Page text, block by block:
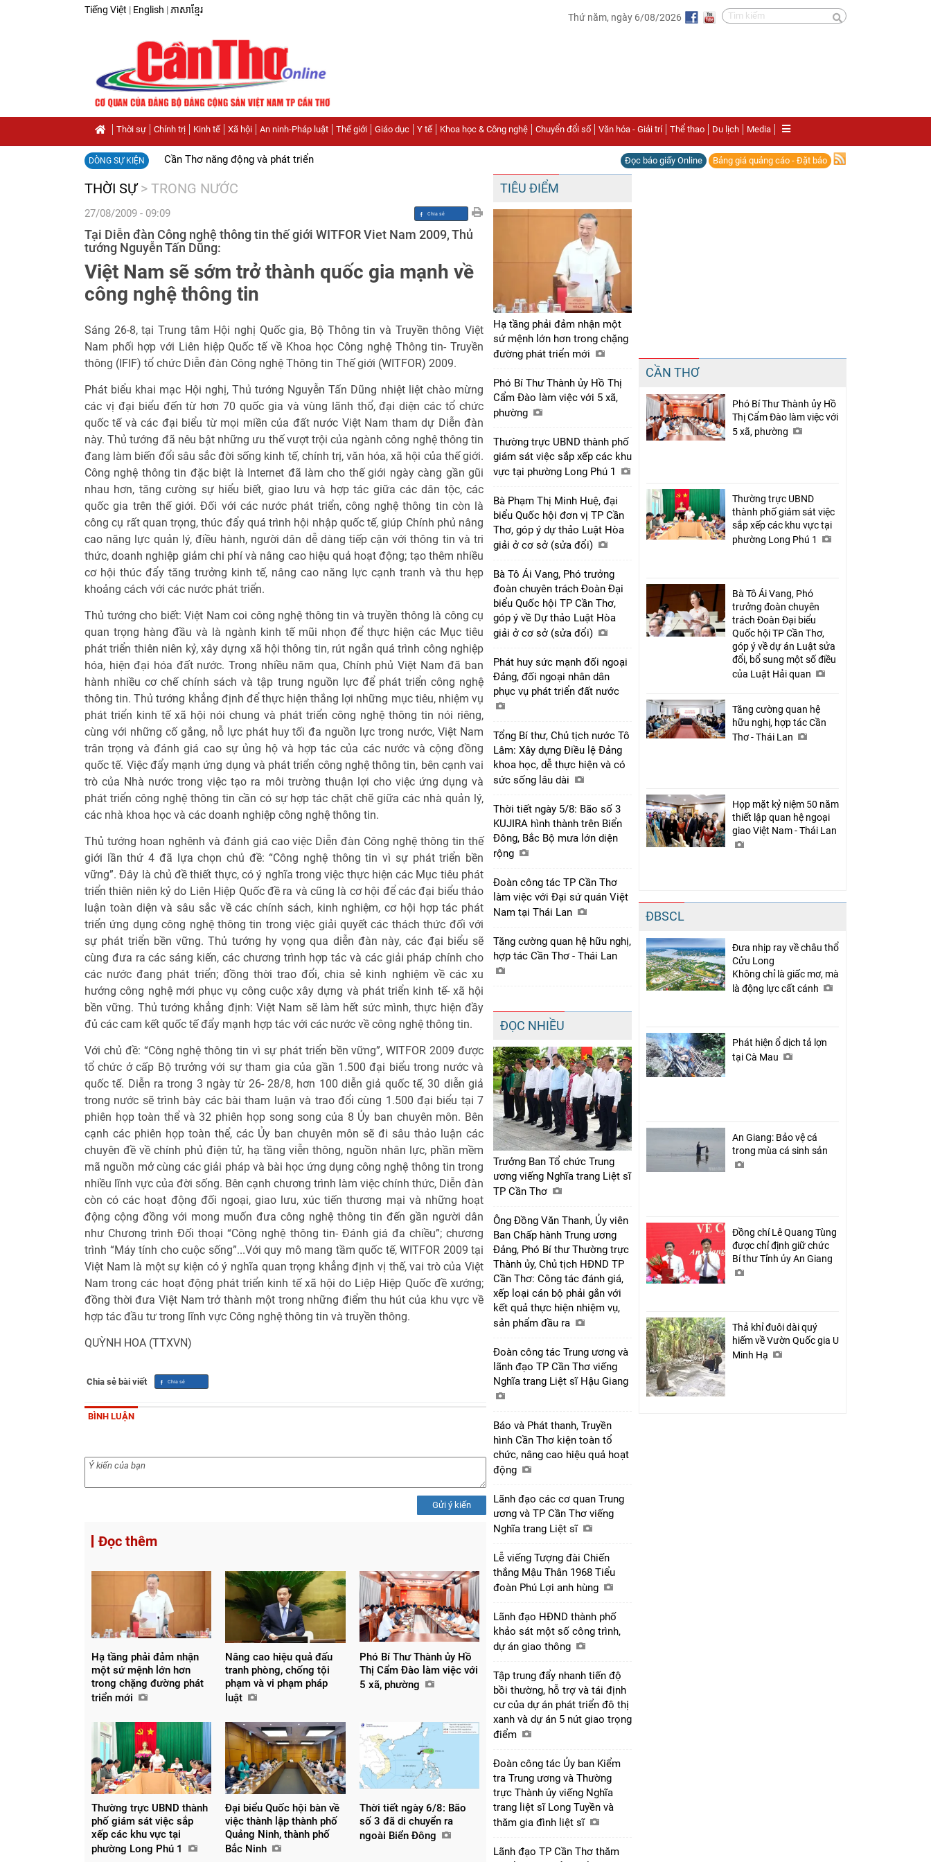
Tiếng Việt | English | ភាសាខ្មែរ
Thứ năm, ngày 6/08/2026
Thời sự Chính trị Kinh tế Xã hội An ninh-Pháp luật Thế giới Giáo dục Y tế Khoa học & Công nghệ Chuyển đổi số Văn hóa - Giải trí Thể thao Du lịch Media
DÒNG SỰ KIỆN Cần Thơ năng động và phát triển Đọc báo giấy Online Bảng giá quảng cáo - Đặt báo
THỜI SỰ > TRONG NƯỚC
27/08/2009 - 09:09
Chia sẻ
Tại Diễn đàn Công nghệ thông tin thế giới WITFOR Viet Nam 2009, Thủ
tướng Nguyễn Tấn Dũng:
Việt Nam sẽ sớm trở thành quốc gia mạnh về
công nghệ thông tin
Sáng 26-8, tại Trung tâm Hội nghị Quốc gia, Bộ Thông tin và Truyền thông Việt
Nam phối hợp với Liên hiệp Quốc tế về Khoa học Công nghệ Thông tin- Truyền
thông (IFIF) tổ chức Diễn đàn Công nghệ Thông tin Thế giới (WITFOR) 2009.
Phát biểu khai mạc Hội nghị, Thủ tướng Nguyễn Tấn Dũng nhiệt liệt chào mừng
các vị đại biểu đến từ hơn 70 quốc gia và vùng lãnh thổ, đại diện các tổ chức
quốc tế và các đại biểu từ mọi miền của đất nước Việt Nam tham dự Diễn đàn
này. Thủ tướng đã nêu bật những ưu thế vượt trội của ngành công nghệ thông tin
đang làm biến đổi sâu sắc đời sống kinh tế, chính trị, văn hóa, xã hội của thế giới.
Công nghệ thông tin đặc biệt là Internet đã làm cho thế giới ngày càng gần gũi
nhau hơn, tăng cường sự hiểu biết, giao lưu và hợp tác giữa các dân tộc, các
quốc gia trên thế giới. Đối với các nước phát triển, công nghệ thông tin còn là
công cụ rất quan trọng, thúc đẩy quá trình hội nhập quốc tế, giúp Chính phủ nâng
cao năng lực quản lý, điều hành, người dân dễ dàng tiếp cận với thông tin và tri
thức, doanh nghiệp giảm chi phí và nâng cao hiệu quả hoạt động; tạo thêm nhiều
cơ hội thúc đẩy tăng trưởng kinh tế, nâng cao năng lực cạnh tranh và thu hẹp
khoảng cách với các nước phát triển.
Thủ tướng cho biết: Việt Nam coi công nghệ thông tin và truyền thông là công cụ
quan trọng hàng đầu và là ngành kinh tế mũi nhọn để thực hiện các Mục tiêu
phát triển thiên niên kỷ, xây dựng xã hội thông tin, rút ngắn quá trình công nghiệp
hóa, hiện đại hóa đất nước. Trong nhiều năm qua, Chính phủ Việt Nam đã ban
hành nhiều cơ chế chính sách và tập trung nguồn lực để phát triển công nghệ
thông tin. Thủ tướng khẳng định để thực hiện thắng lợi những mục tiêu, nhiệm vụ
phát triển kinh tế xã hội nói chung và phát triển công nghệ thông tin nói riêng,
cùng với những cố gắng, nỗ lực phát huy tối đa nguồn lực trong nước, Việt Nam
trân trọng và đánh giá cao sự ủng hộ và hợp tác của các nước và cộng đồng
quốc tế. Việc đẩy mạnh ứng dụng và phát triển công nghệ thông tin, bên cạnh vai
trò của Nhà nước trong việc tạo ra môi trường thuận lợi cho việc ứng dụng và
phát triển công nghệ thông tin cần có sự hợp tác chặt chẽ giữa các nhà quản lý,
các nhà khoa học và các doanh nghiệp công nghệ thông tin.
Thủ tướng hoan nghênh và đánh giá cao việc Diễn đàn Công nghệ thông tin thế
giới lần thứ 4 đã lựa chọn chủ đề: “Công nghệ thông tin vì sự phát triển bền
vững”. Đây là chủ đề thiết thực, có ý nghĩa trong việc thực hiện các Mục tiêu phát
triển thiên niên kỷ do Liên Hiệp Quốc đề ra và cũng là cơ hội để các đại biểu thảo
luận toàn diện và sâu sắc về các chính sách, kinh nghiệm, cơ hội hợp tác phát
triển ứng dụng công nghệ thông tin trong việc giải quyết các thách thức đối với
sự phát triển bền vững. Thủ tướng hy vọng qua diễn đàn này, các đại biểu sẽ
cùng đưa ra các sáng kiến, các chương trình hợp tác và các giải pháp chính cho
các nước đang phát triển; đồng thời trao đổi, chia sẻ kinh nghiệm về các xu
hướng công nghệ mới phục vụ công cuộc xây dựng và phát triển kinh tế- xã hội
bền vững. Thủ tướng khẳng định: Việt Nam sẽ làm hết sức mình, thực hiện đầy
đủ các cam kết quốc tế đẩy mạnh hợp tác với các nước về công nghệ thông tin.
Với chủ đề: “Công nghệ thông tin vì sự phát triển bền vững”, WITFOR 2009 được
tổ chức ở cấp Bộ trưởng với sự tham gia của gần 1.500 đại biểu trong nước và
quốc tế. Diễn ra trong 3 ngày từ 26- 28/8, hơn 100 diễn giả quốc tế, 30 diễn giả
trong nước sẽ trình bày các bài tham luận và trao đổi cùng 1.500 đại biểu tại 7
phiên họp toàn thể và 32 phiên họp song song của 8 Ủy ban chuyên môn. Bên
cạnh các phiên họp toàn thể, các Ủy ban chuyên môn sẽ đi sâu thảo luận các
chuyên đề về chính phủ điện tử, hạ tầng viễn thông, nguồn nhân lực, phần mềm
mã nguồn mở cùng các giải pháp và bài học ứng dụng công nghệ thông tin trong
nhiều lĩnh vực của đời sống. Bên cạnh chương trình làm việc chính thức, Diễn đàn
còn có các hoạt động đối ngoại, giao lưu, xúc tiến thương mại và những hoạt
động cộng đồng với mong muốn đưa công nghệ thông tin đến gần người dân
như Chương trình Đối thoại “Công nghệ thông tin- Đánh giá đa chiều”; chương
trình “Máy tính cho cuộc sống”...Với quy mô mang tầm quốc tế, WITFOR 2009 tại
Việt Nam là một sự kiện có ý nghĩa quan trọng khẳng định vị thế, vai trò của Việt
Nam trong các hoạt động phát triển kinh tế xã hội do Liệp Hiệp Quốc đề xướng;
đồng thời đưa Việt Nam trở thành một trong những điểm thu hút của khu vực về
hợp tác đầu tư trong lĩnh vực Công nghệ thông tin và truyền thông.
QUỲNH HOA (TTXVN)
Chia sẻ bài viết
BÌNH LUẬN
Gửi ý kiến
Đọc thêm
Hạ tầng phải đảm nhận
một sứ mệnh lớn hơn
trong chặng đường phát
triển mới
Nâng cao hiệu quả đấu
tranh phòng, chống tội
phạm và vi phạm pháp
luật
Phó Bí Thư Thành ủy Hồ
Thị Cẩm Đào làm việc với
5 xã, phường
Thường trực UBND thành
phố giám sát việc sắp
xếp các khu vực tại
phường Long Phú 1
Đại biểu Quốc hội bàn về
việc thành lập thành phố
Quảng Ninh, thành phố
Bắc Ninh
Thời tiết ngày 6/8: Bão
số 3 đã di chuyển ra
ngoài Biển Đông
TIÊU ĐIỂM
Hạ tầng phải đảm nhận một
sứ mệnh lớn hơn trong chặng
đường phát triển mới
Phó Bí Thư Thành ủy Hồ Thị
Cẩm Đào làm việc với 5 xã,
phường
Thường trực UBND thành phố
giám sát việc sắp xếp các khu
vực tại phường Long Phú 1
Bà Phạm Thị Minh Huệ, đại
biểu Quốc hội đơn vị TP Cần
Thơ, góp ý dự thảo Luật Hòa
giải ở cơ sở (sửa đổi)
Bà Tô Ái Vang, Phó trưởng
đoàn chuyên trách Đoàn Đại
biểu Quốc hội TP Cần Thơ,
góp ý về Dự thảo Luật Hòa
giải ở cơ sở (sửa đổi)
Phát huy sức mạnh đối ngoại
Đảng, đối ngoại nhân dân
phục vụ phát triển đất nước
Tổng Bí thư, Chủ tịch nước Tô
Lâm: Xây dựng Điều lệ Đảng
khoa học, dễ thực hiện và có
sức sống lâu dài
Thời tiết ngày 5/8: Bão số 3
KUJIRA hình thành trên Biển
Đông, Bắc Bộ mưa lớn diện
rộng
Đoàn công tác TP Cần Thơ
làm việc với Đại sứ quán Việt
Nam tại Thái Lan
Tăng cường quan hệ hữu nghị,
hợp tác Cần Thơ - Thái Lan
ĐỌC NHIỀU
Trưởng Ban Tổ chức Trung
ương viếng Nghĩa trang Liệt sĩ
TP Cần Thơ
Ông Đồng Văn Thanh, Ủy viên
Ban Chấp hành Trung ương
Đảng, Phó Bí thư Thường trực
Thành ủy, Chủ tịch HĐND TP
Cần Thơ: Công tác đánh giá,
xếp loại cán bộ phải gắn với
kết quả thực hiện nhiệm vụ,
sản phẩm đầu ra
Đoàn công tác Trung ương và
lãnh đạo TP Cần Thơ viếng
Nghĩa trang Liệt sĩ Hậu Giang
Báo và Phát thanh, Truyền
hình Cần Thơ kiện toàn tổ
chức, nâng cao hiệu quả hoạt
động
Lãnh đạo các cơ quan Trung
ương và TP Cần Thơ viếng
Nghĩa trang Liệt sĩ
Lễ viếng Tượng đài Chiến
thắng Mậu Thân 1968 Tiểu
đoàn Phú Lợi anh hùng
Lãnh đạo HĐND thành phố
khảo sát một số công trình,
dự án giao thông
Tập trung đẩy nhanh tiến độ
bồi thường, hỗ trợ và tái định
cư của dự án phát triển đô thị
xanh và dự án 5 nút giao trọng
điểm
Đoàn công tác Ủy ban Kiểm
tra Trung ương và Thường
trực Thành ủy viếng Nghĩa
trang liệt sĩ Long Tuyền và
thăm gia đình liệt sĩ
Lãnh đạo TP Cần Thơ thăm
CẦN THƠ
Phó Bí Thư Thành ủy Hồ
Thị Cẩm Đào làm việc với
5 xã, phường
Thường trực UBND
thành phố giám sát việc
sắp xếp các khu vực tại
phường Long Phú 1
Bà Tô Ái Vang, Phó
trưởng đoàn chuyên
trách Đoàn Đại biểu
Quốc hội TP Cần Thơ,
góp ý về dự án Luật sửa
đổi, bổ sung một số điều
của Luật Hải quan
Tăng cường quan hệ
hữu nghị, hợp tác Cần
Thơ - Thái Lan
Họp mặt kỷ niệm 50 năm
thiết lập quan hệ ngoại
giao Việt Nam - Thái Lan
ĐBSCL
Đưa nhịp ray về châu thổ
Cửu Long
Không chỉ là giấc mơ, mà
là động lực cất cánh
Phát hiện ổ dịch tả lợn
tại Cà Mau
An Giang: Bảo vệ cá
trong mùa cá sinh sản
Đồng chí Lê Quang Tùng
được chỉ định giữ chức
Bí thư Tỉnh ủy An Giang
Thả khỉ đuôi dài quý
hiếm về Vườn Quốc gia U
Minh Hạ